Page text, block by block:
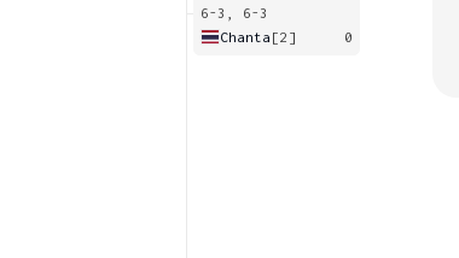
6-3, 6-3
Chanta [2] 0